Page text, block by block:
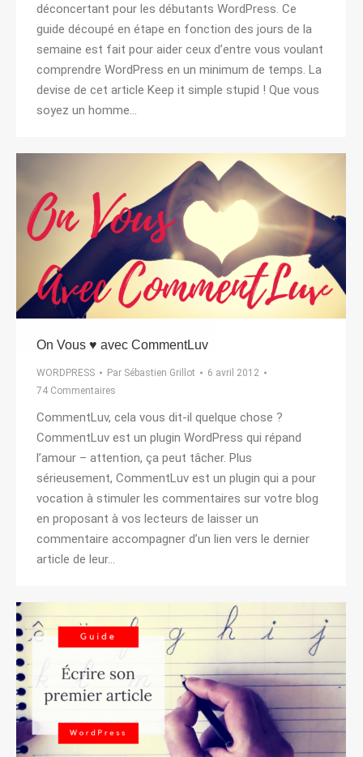
déconcertant pour les débutants WordPress. Ce
guide découpé en étape en fonction des jours de la
semaine est fait pour aider ceux d’entre vous voulant
comprendre WordPress en un minimum de temps. La
devise de cet article Keep it simple stupid ! Que vous
soyez un homme…
On Vous ♥ avec CommentLuv
WORDPRESS Par Sébastien Grillot
6 avril 2012
74 Commentaires
CommentLuv, cela vous dit-il quelque chose ?
CommentLuv est un plugin WordPress qui répand
l’amour – attention, ça peut tâcher. Plus
sérieusement, CommentLuv est un plugin qui a pour
vocation à stimuler les commentaires sur votre blog
en proposant à vos lecteurs de laisser un
commentaire accompagner d’un lien vers le dernier
article de leur…